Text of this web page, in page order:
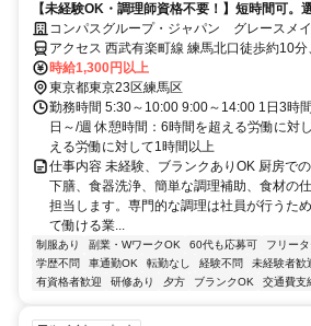
【未経験OK・調理師資格不要！】短時間可。
定ワーク！
コンパスグループ・ジャパン グレースメ
アクセス 西武有楽町線 練馬北口徒歩約10
歩約10分、西武池袋線/西武秩父線 練馬北口
時給1,300円以上
東京都東京23区練馬区
勤務時間 5:30～10:00 9:00～14:00 1日3時
日～/週 休憩時間：6時間を超える労働に対
える労働に対して1時間以上
仕事内容 未経験、ブランクありOK 厨房で
下膳、食器洗浄、簡単な調理補助、食材の
担当します。専門的な調理は社員が行うた
て働ける業...
制服あり 副業・WワークOK 60代も応募可 フリー
学歴不問
車通勤OK 転勤なし 経験不問 未経験者歓
有資格者歓迎
研修あり 夕方 ブランクOK 交通費支